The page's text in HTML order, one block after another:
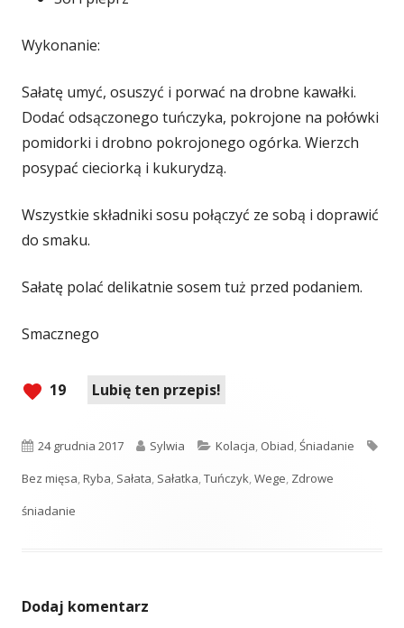
Wykonanie:
Sałatę umyć, osuszyć i porwać na drobne kawałki.
Dodać odsączonego tuńczyka, pokrojone na połówki
pomidorki i drobno pokrojonego ogórka. Wierzch
posypać cieciorką i kukurydzą.
Wszystkie składniki sosu połączyć ze sobą i doprawić
do smaku.
Sałatę polać delikatnie sosem tuż przed podaniem.
Smacznego
19 Lubię ten przepis!
Opublikowano
24 grudnia 2017 Autor
Sylwia Kategorie
Kolacja, Obiad,Śniadanie
Bez mięsa,Ryba, Sałata, Sałatka,Tuńczyk,Wege, Zdrowe
śniadanie
Dodaj komentarz